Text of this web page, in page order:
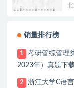
销量排行榜
1
考研管综管理
2023年）真题下
2
浙江大学C语